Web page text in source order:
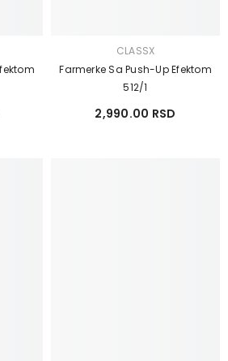
CLASSX
Farmerke Sa Push-Up Efektom
512/1
2,990.00 RSD